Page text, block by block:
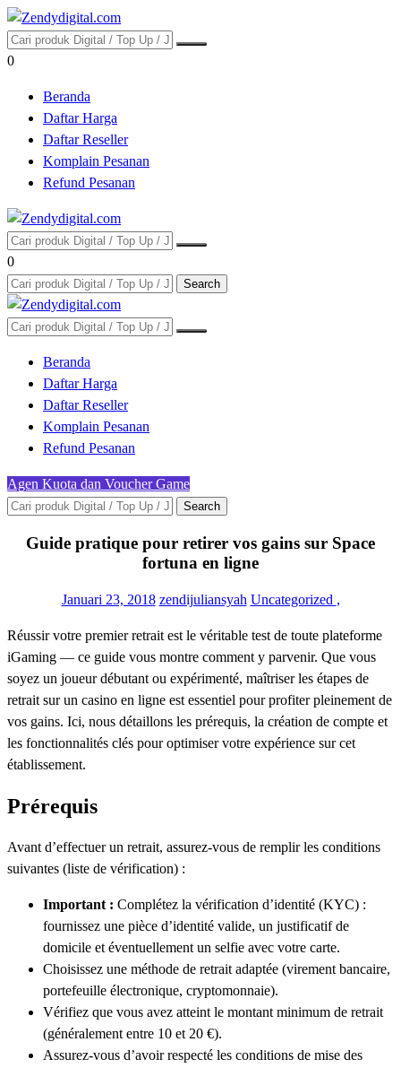
0
Beranda
Daftar Harga
Daftar Reseller
Komplain Pesanan
Refund Pesanan
0
Search
Beranda
Daftar Harga
Daftar Reseller
Komplain Pesanan
Refund Pesanan
Agen Kuota dan Voucher Game
Search
Guide pratique pour retirer vos gains sur Space
fortuna en ligne
Januari 23, 2018 zendijuliansyah Uncategorized ,
Réussir votre premier retrait est le véritable test de toute plateforme
iGaming — ce guide vous montre comment y parvenir. Que vous
soyez un joueur débutant ou expérimenté, maîtriser les étapes de
retrait sur un casino en ligne est essentiel pour profiter pleinement de
vos gains. Ici, nous détaillons les prérequis, la création de compte et
les fonctionnalités clés pour optimiser votre expérience sur cet
établissement.
Prérequis
Avant d’effectuer un retrait, assurez-vous de remplir les conditions
suivantes (liste de vérification) :
Important : Complétez la vérification d’identité (KYC) :
fournissez une pièce d’identité valide, un justificatif de
domicile et éventuellement un selfie avec votre carte.
Choisissez une méthode de retrait adaptée (virement bancaire,
portefeuille électronique, cryptomonnaie).
Vérifiez que vous avez atteint le montant minimum de retrait
(généralement entre 10 et 20 €).
Assurez-vous d’avoir respecté les conditions de mise des